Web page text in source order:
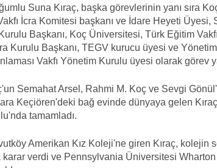
Suna Kıraç, başka görevlerinin yanı sıra
İcra Komitesi başkanı ve İdare Heyeti Üyesi,
Başkanı, Koç Üniversitesi, Türk Eğitim
Kurulu Başkanı, TEGV kurucu üyesi ve
Vakfı Yönetim Kurulu üyesi olarak görev
Semahat Arsel, Rahmi M. Koç ve Sevgi
Keçiören'deki bağ evinde dünyaya gelen
tamamladı.
Amerikan Kız Koleji'ne giren Kıraç, kolejin
verdi ve Pennsylvania Üniversitesi